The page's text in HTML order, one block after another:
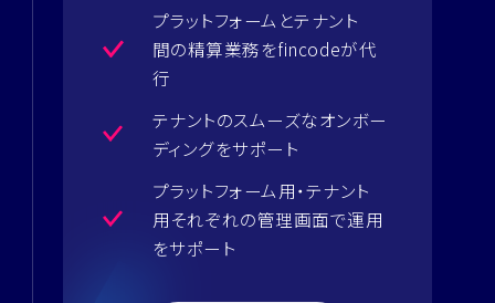
プラットフォームとテナント
間の精算業務をfincodeが代
行
テナントのスムーズなオンボー
ディングをサポート
プラットフォーム用・テナント
用それぞれの管理画面で運用
をサポート